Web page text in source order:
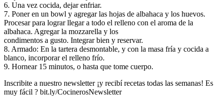
6. Una vez cocida, dejar enfriar.
7. Poner en un bowl y agregar las hojas de albahaca y los huevos.
Procesar para lograr llegar a todo el relleno con el aroma de la
albahaca. Agregar la mozzarella y los
condimentos a gusto. Integrar bien y reservar.
8. Armado: En la tartera desmontable, y con la masa fría y cocida a
blanco, incorporar el relleno frío.
9. Hornear 15 minutos, o hasta que tome cuerpo.
Inscribite a nuestro newsletter ¡y recibí recetas todas las semanas! Es
muy fácil ? bit.ly/CocinerosNewsletter